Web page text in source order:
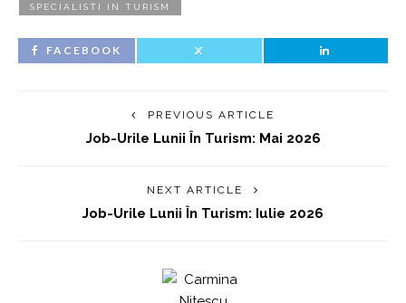
SPECIALISTI IN TURISM
FACEBOOK
PREVIOUS ARTICLE
Job-Urile Lunii În Turism: Mai 2026
NEXT ARTICLE
Job-Urile Lunii În Turism: Iulie 2026